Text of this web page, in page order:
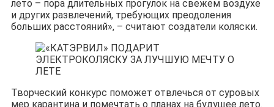
лето – пора длительных прогулок на свежем воздухе
и других развлечений, требующих преодоления
больших расстояний», – считают создатели коляски.
Творческий конкурс поможет отвлечься от суровых
мер карантина и помечтать о планах на будущее лето.